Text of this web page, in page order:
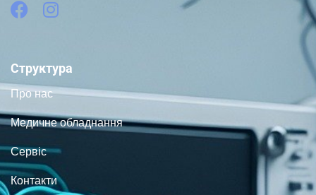
Структура
Про нас
Медичне обладнання
Сервіс
Контакти